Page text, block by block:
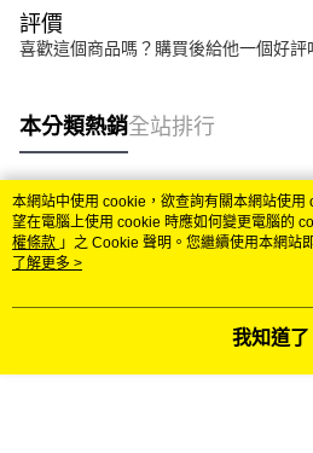
評價
喜歡這個商品嗎？購買後給他一個好評
本分類熱銷全站排行
熱門標籤
本網站中使用 cookie，欲查詢有關本網站使
望在電腦上使用 cookie 時應如何變更電腦的
權條款 」之 Cookie 聲明。您繼續使用本網站
用條款之 Cookie 聲明使用 cookie。
了解更多 >
我知道了